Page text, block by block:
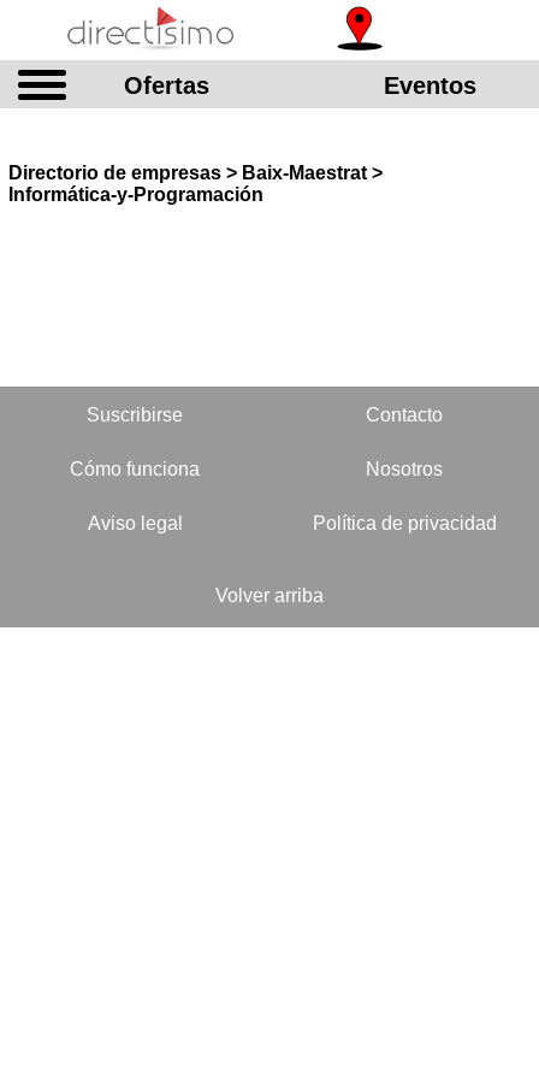
Ofertas Eventos
Directorio de empresas > Baix-Maestrat >
Informática-y-Programación
Suscribirse Contacto
Cómo funciona Nosotros
Aviso legal Política de privacidad
Volver arriba